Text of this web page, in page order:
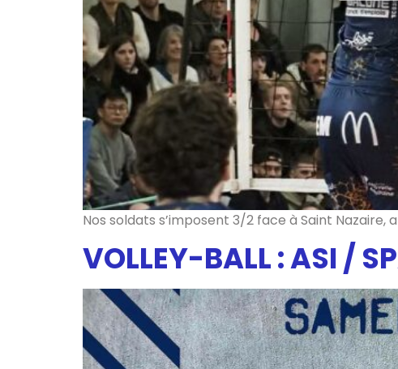
Nos soldats s’imposent 3/2 face à Saint
VOLLEY-BALL : ASI /